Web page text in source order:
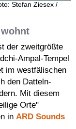
Stefan Ziesex /
der zweitgrößte
Ampal-Tempel
im westfälischen
den Datteln-
Mit diesem
Orte"
in ARD Sounds